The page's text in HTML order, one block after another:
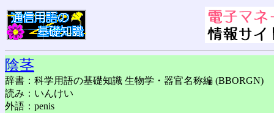
陰茎
辞書：科学用語の基礎知識 生物学・器官名称編 (BBORGN)
読み：いんけい
外語：penis